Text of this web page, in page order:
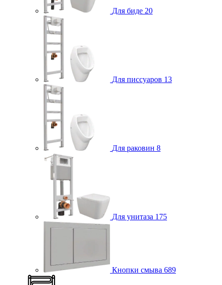
Для биде 20
Для писсуаров 13
Для раковин 8
Для унитаза 175
Кнопки смыва 689